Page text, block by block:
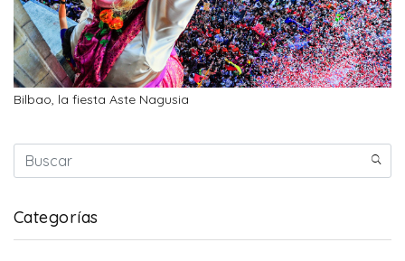
Bilbao, la fiesta Aste Nagusia
Categorías